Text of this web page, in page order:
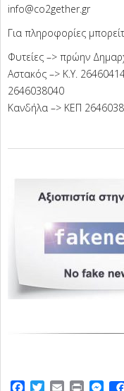
info@co2gether.gr
Για πληροφορίες
Φυτείες –> πρώην
Αστακός –> Κ.Υ.
2646038040
Κανδήλα –> ΚΕΠ
Facebook
TwitterEmailPrint